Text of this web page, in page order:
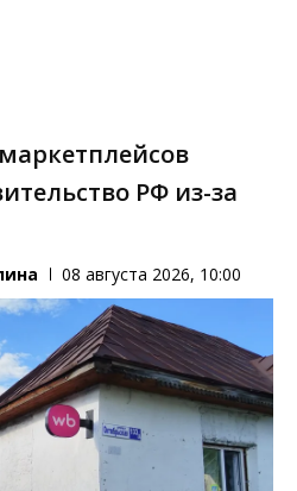
РФ из-за
08 августа 2026, 10:00